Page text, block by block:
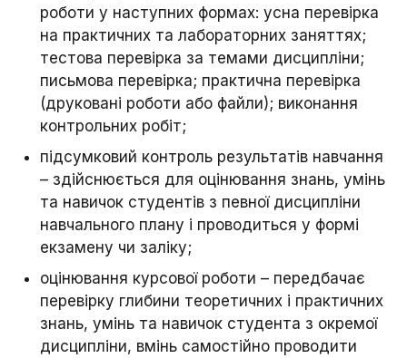
роботи у наступних формах: усна перевірка
на практичних та лабораторних заняттях;
тестова перевірка за темами дисципліни;
письмова перевірка; практична перевірка
(друковані роботи або файли); виконання
контрольних робіт;
підсумковий контроль результатів навчання
– здійснюється для оцінювання знань, умінь
та навичок студентів з певної дисципліни
навчального плану і проводиться у формі
екзамену чи заліку;
оцінювання курсової роботи – передбачає
перевірку глибини теоретичних і практичних
знань, умінь та навичок студента з окремої
дисципліни, вмінь самостійно проводити